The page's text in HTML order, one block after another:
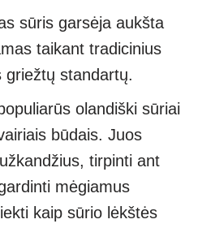
sūris garsėja aukšta
taikant tradicinius
griežtų standartų.
olandiški sūriai
būdais. Juos
tirpinti ant
mėgiamus
kaip sūrio lėkštės